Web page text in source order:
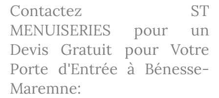
Contactez ST
MENUISERIES pour un
Devis Gratuit pour Votre
Porte d'Entrée à Bénesse-
Maremne: